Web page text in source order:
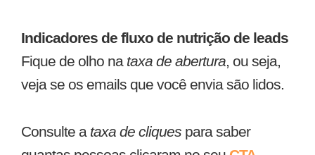
Indicadores de fluxo de nutrição de leads
Fique de olho na taxa de abertura, ou seja,
veja se os emails que você envia são lidos.
Consulte a taxa de cliques para saber